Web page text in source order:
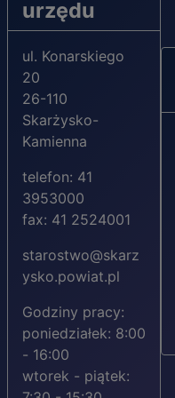
urzędu
ul. Konarskiego
20
26-110
Skarżysko-
Kamienna
telefon: 41
3953000
fax: 41 2524001
starostwo@skarz
ysko.powiat.pl
Godziny pracy:
poniedziałek: 8:00
- 16:00
wtorek - piątek: